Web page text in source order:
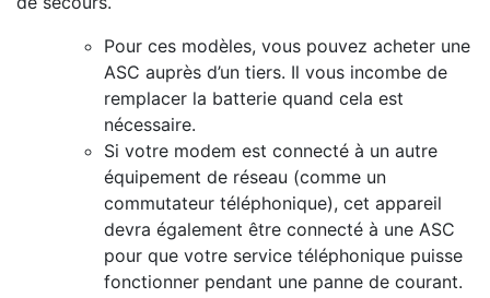
Pour ces modèles, vous pouvez acheter une
ASC auprès d’un tiers. Il vous incombe de
remplacer la batterie quand cela est
nécessaire.
Si votre modem est connecté à un autre
équipement de réseau (comme un
commutateur téléphonique), cet appareil
devra également être connecté à une ASC
pour que votre service téléphonique puisse
fonctionner pendant une panne de courant.